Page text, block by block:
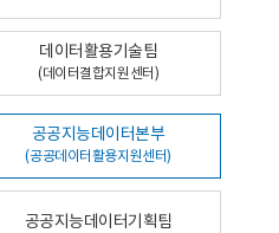
데이터활용기술팀
(데이터결합지원센터)
공공지능데이터본부
(공공데이터활용지원센터)
공공지능데이터기획팀